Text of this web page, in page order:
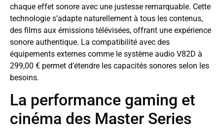
chaque effet sonore avec une justesse remarquable. Cette
technologie s’adapte naturellement à tous les contenus,
des films aux émissions télévisées, offrant une expérience
sonore authentique. La compatibilité avec des
équipements externes comme le système audio V82D à
299,00 € permet d’étendre les capacités sonores selon les
besoins.
La performance gaming et
cinéma des Master Series